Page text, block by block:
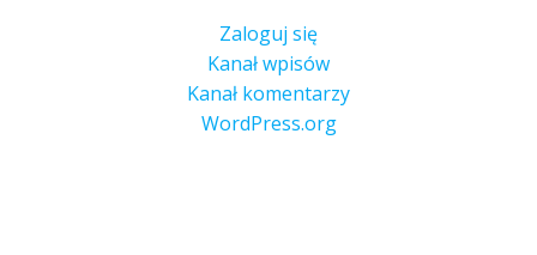
Zaloguj się
Kanał wpisów
Kanał komentarzy
WordPress.org